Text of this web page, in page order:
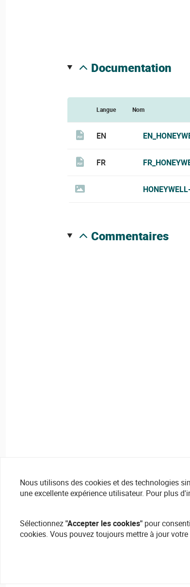
documentation
Langue Nom
EN
FR
commentaires
Nous utilisons des cookies et des technologies
une excellente expérience utilisateur. Pour plus
Sélectionnez"Accepter les cookies" pour
cookies. Vous pouvez toujours mettre à jour